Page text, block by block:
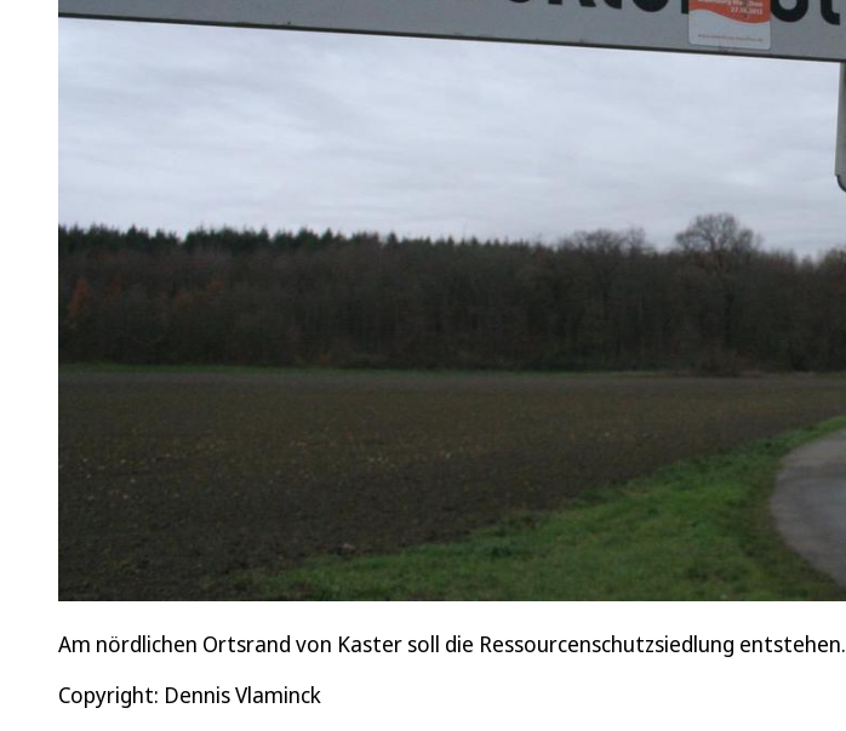
Am nördlichen Ortsrand von Kaster soll die Ressourcenschutzsiedlung entstehen.
Copyright: Dennis Vlaminck